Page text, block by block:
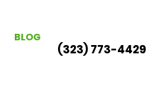
BLOG
(323) 773-4429